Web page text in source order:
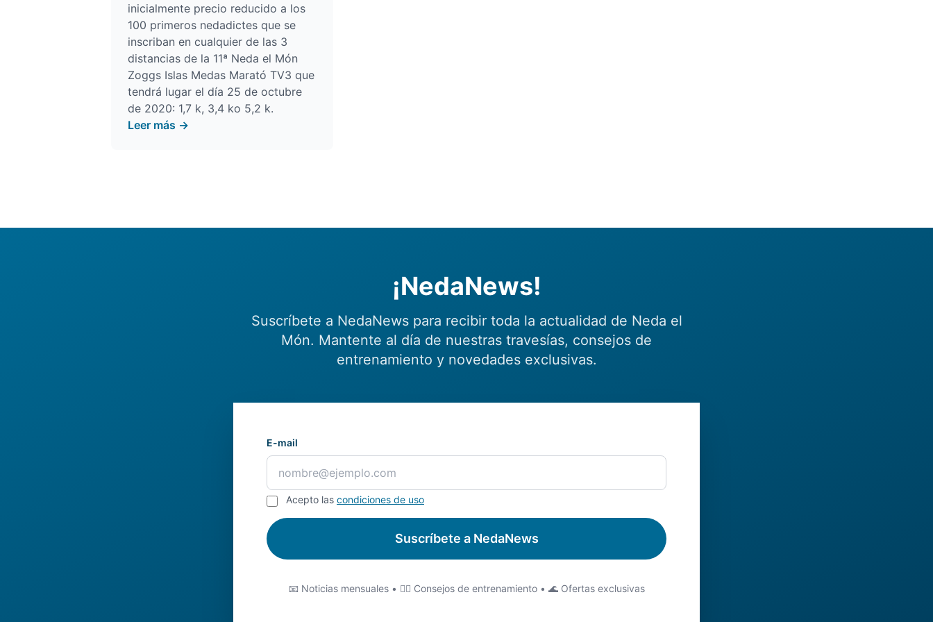
inicialmente precio reducido a los
100 primeros nedadictes que se
inscriban en cualquier de las 3
distancias de la 11ª Neda el Món
Zoggs Islas Medas Marató TV3 que
tendrá lugar el día 25 de octubre
de 2020: 1,7 k, 3,4 ko 5,2 k.
Leer más →
¡NedaNews!
Suscríbete a NedaNews para recibir toda la actualidad de Neda el
Món. Mantente al día de nuestras travesías, consejos de
entrenamiento y novedades exclusivas.
E-mail
Acepto las condiciones de uso
Suscríbete a NedaNews
📧 Noticias mensuales • 🏊‍♂️ Consejos de entrenamiento • 🌊 Ofertas exclusivas